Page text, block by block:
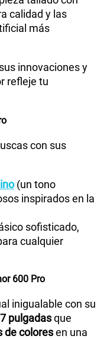
calidad y las
más
innovaciones y
refleje tu
con sus
(un tono
inspirados en la
sofisticado,
cualquier
600 Pro
inigualable con su
pulgadasque
de coloresen una